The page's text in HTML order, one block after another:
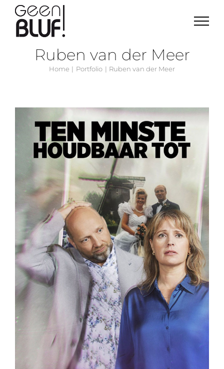
naar
inhoud
Ruben van der Meer
Home Portfolio Ruben van der Meer